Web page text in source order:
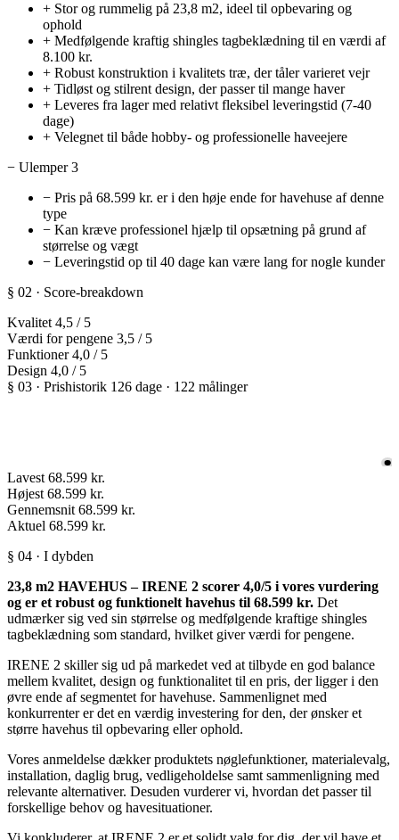
+ Stor og rummelig på 23,8 m2, ideel til opbevaring og
ophold
+ Medfølgende kraftig shingles tagbeklædning til en værdi af
8.100 kr.
+ Robust konstruktion i kvalitets træ, der tåler varieret vejr
+ Tidløst og stilrent design, der passer til mange haver
+ Leveres fra lager med relativt fleksibel leveringstid (7-40
dage)
+ Velegnet til både hobby- og professionelle haveejere
− Ulemper 3
− Pris på 68.599 kr. er i den høje ende for havehuse af denne
type
− Kan kræve professionel hjælp til opsætning på grund af
størrelse og vægt
− Leveringstid op til 40 dage kan være lang for nogle kunder
§ 02 · Score-breakdown
Kvalitet 4,5 / 5
Værdi for pengene 3,5 / 5
Funktioner 4,0 / 5
Design 4,0 / 5
§ 03 · Prishistorik 126 dage · 122 målinger
Lavest 68.599 kr.
Højest 68.599 kr.
Gennemsnit 68.599 kr.
Aktuel 68.599 kr.
§ 04 · I dybden
23,8 m2 HAVEHUS – IRENE 2 scorer 4,0/5 i vores vurdering
og er et robust og funktionelt havehus til 68.599 kr. Det
udmærker sig ved sin størrelse og medfølgende kraftige shingles
tagbeklædning som standard, hvilket giver værdi for pengene.
IRENE 2 skiller sig ud på markedet ved at tilbyde en god balance
mellem kvalitet, design og funktionalitet til en pris, der ligger i den
øvre ende af segmentet for havehuse. Sammenlignet med
konkurrenter er det en værdig investering for den, der ønsker et
større havehus til opbevaring eller ophold.
Vores anmeldelse dækker produktets nøglefunktioner, materialevalg,
installation, daglig brug, vedligeholdelse samt sammenligning med
relevante alternativer. Desuden vurderer vi, hvordan det passer til
forskellige behov og havesituationer.